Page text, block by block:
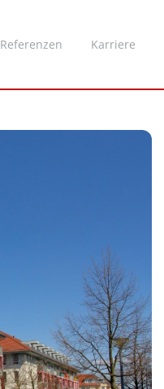
Referenzen Karriere